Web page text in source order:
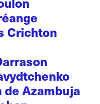
Crichton
de Azambuja